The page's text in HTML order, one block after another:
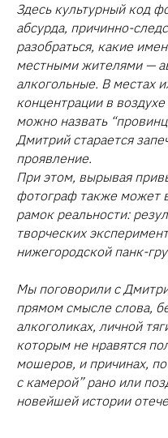
Здесь культурный код
абсурда, причинно-
разобраться, какие
местными жителями —
алкогольные. В местах
концентрации в
можно назвать
Дмитрий старается
проявление.
При этом, вырывая
фотограф также может
рамок реальности:
творческих
нижегородской панк-
Мы поговорили с
прямом смысле слова,
алкоголиках, личной
которым не нравятся
мошеров, и причинах,
с камерой” рано или
новейшей истории